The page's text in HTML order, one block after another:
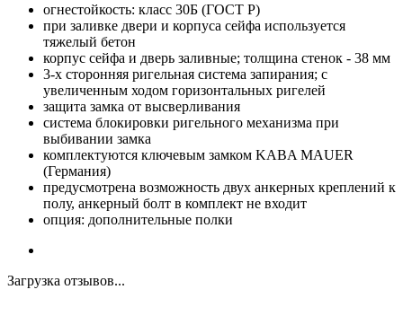
огнестойкость: класс 30Б (ГОСТ Р)
при заливке двери и корпуса сейфа используется
тяжелый бетон
корпус сейфа и дверь заливные; толщина стенок - 38 мм
3-х сторонняя ригельная система запирания; с
увеличенным ходом горизонтальных ригелей
защита замка от высверливания
система блокировки ригельного механизма при
выбивании замка
комплектуются ключевым замком KABA MAUER
(Германия)
предусмотрена возможность двух анкерных креплений к
полу, анкерный болт в комплект не входит
опция: дополнительные полки
Загрузка отзывов...